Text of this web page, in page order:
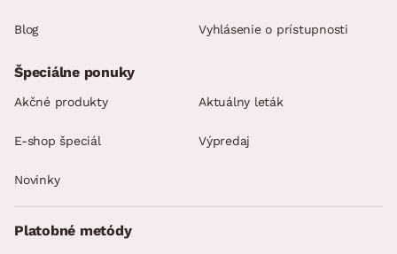
Blog Vyhlásenie o prístupnosti
Špeciálne ponuky
Akčné produkty Aktuálny leták
E-shop špeciál Výpredaj
Novinky
Platobné metódy